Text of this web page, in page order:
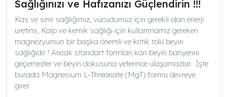
Sağlığınızı ve Hafızanızı Güçlendirin !!!
Kas ve sinir sağlığımız, vücudumuz için gerekli olan enerji
üretimi, Kalp ve kemik sağlığı için kullanmamız gereken
magnezyumun bir başka önemli ve kritik rolü beyin
sağlığıdır ! Ancak standart formları kan beyin bariyerini
geçemezler ve beyin dokusuna yeterince ulaşamazlar. İşte
burada Magnesium L‑Threonate (MgT) formu devreye
girer.